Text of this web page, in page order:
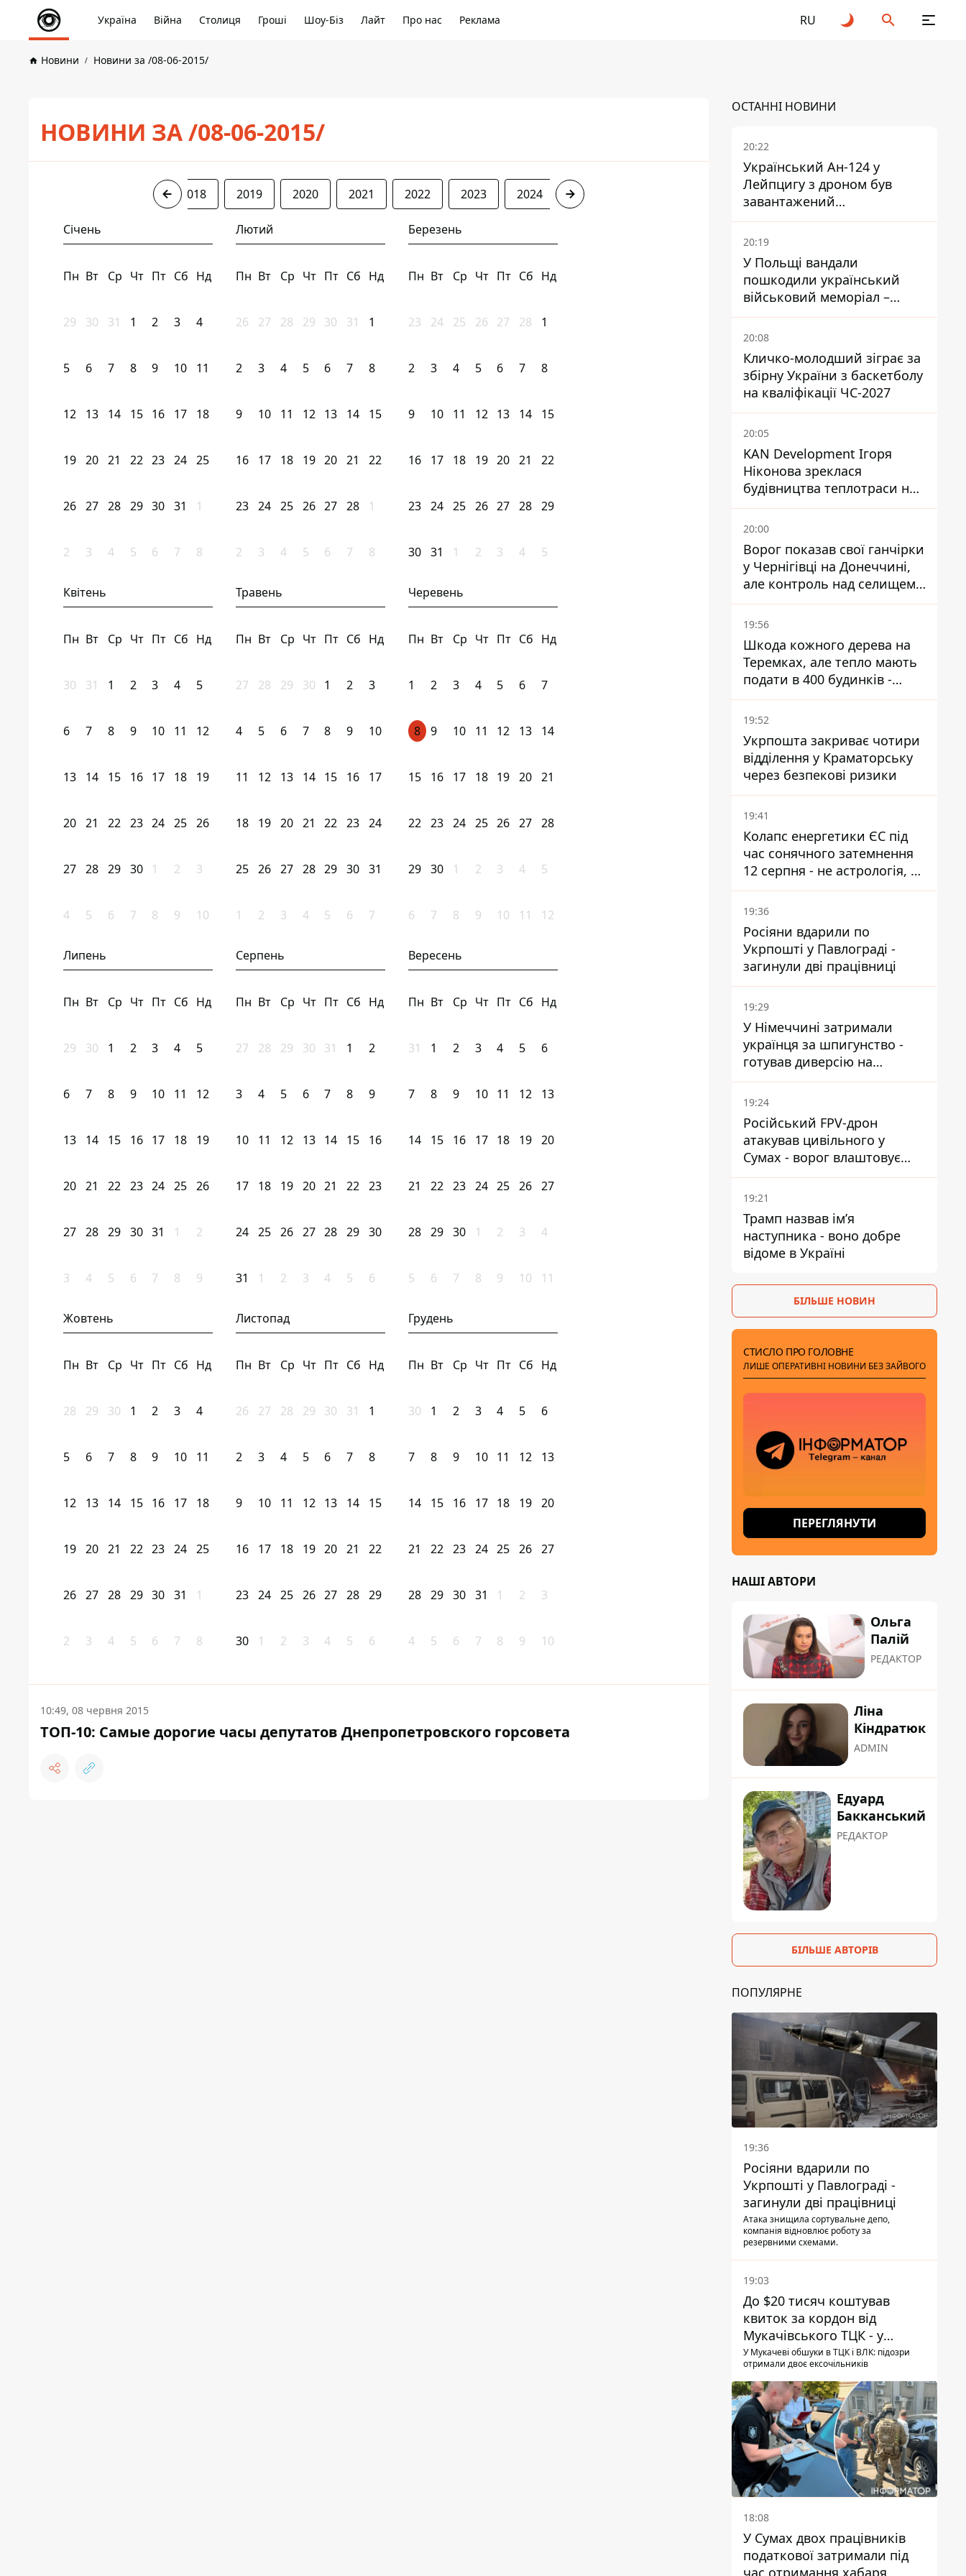
Україна Війна Столиця Гроші Шоу-Біз Лайт Про нас Реклама RU
Новини Новини за /08-06-2015/
НОВИНИ ЗА /08-06-2015/
2018 2019 2020 2021 2022 2023 2024 2025
Січень
Пн Вт Ср Чт Пт Сб Нд
29 30 31 1 2 3 4
5 6 7 8 9 10 11
12 13 14 15 16 17 18
19 20 21 22 23 24 25
26 27 28 29 30 31 1
2 3 4 5 6 7 8
Лютий
Пн Вт Ср Чт Пт Сб Нд
26 27 28 29 30 31 1
2 3 4 5 6 7 8
9 10 11 12 13 14 15
16 17 18 19 20 21 22
23 24 25 26 27 28 1
2 3 4 5 6 7 8
Березень
Пн Вт Ср Чт Пт Сб Нд
23 24 25 26 27 28 1
2 3 4 5 6 7 8
9 10 11 12 13 14 15
16 17 18 19 20 21 22
23 24 25 26 27 28 29
30 31 1 2 3 4 5
Квітень
Пн Вт Ср Чт Пт Сб Нд
30 31 1 2 3 4 5
6 7 8 9 10 11 12
13 14 15 16 17 18 19
20 21 22 23 24 25 26
27 28 29 30 1 2 3
4 5 6 7 8 9 10
Травень
Пн Вт Ср Чт Пт Сб Нд
27 28 29 30 1 2 3
4 5 6 7 8 9 10
11 12 13 14 15 16 17
18 19 20 21 22 23 24
25 26 27 28 29 30 31
1 2 3 4 5 6 7
Черевень
Пн Вт Ср Чт Пт Сб Нд
1 2 3 4 5 6 7
8 9 10 11 12 13 14
15 16 17 18 19 20 21
22 23 24 25 26 27 28
29 30 1 2 3 4 5
6 7 8 9 10 11 12
Липень
Пн Вт Ср Чт Пт Сб Нд
29 30 1 2 3 4 5
6 7 8 9 10 11 12
13 14 15 16 17 18 19
20 21 22 23 24 25 26
27 28 29 30 31 1 2
3 4 5 6 7 8 9
Серпень
Пн Вт Ср Чт Пт Сб Нд
27 28 29 30 31 1 2
3 4 5 6 7 8 9
10 11 12 13 14 15 16
17 18 19 20 21 22 23
24 25 26 27 28 29 30
31 1 2 3 4 5 6
Вересень
Пн Вт Ср Чт Пт Сб Нд
31 1 2 3 4 5 6
7 8 9 10 11 12 13
14 15 16 17 18 19 20
21 22 23 24 25 26 27
28 29 30 1 2 3 4
5 6 7 8 9 10 11
Жовтень
Пн Вт Ср Чт Пт Сб Нд
28 29 30 1 2 3 4
5 6 7 8 9 10 11
12 13 14 15 16 17 18
19 20 21 22 23 24 25
26 27 28 29 30 31 1
2 3 4 5 6 7 8
Листопад
Пн Вт Ср Чт Пт Сб Нд
26 27 28 29 30 31 1
2 3 4 5 6 7 8
9 10 11 12 13 14 15
16 17 18 19 20 21 22
23 24 25 26 27 28 29
30 1 2 3 4 5 6
Грудень
Пн Вт Ср Чт Пт Сб Нд
30 1 2 3 4 5 6
7 8 9 10 11 12 13
14 15 16 17 18 19 20
21 22 23 24 25 26 27
28 29 30 31 1 2 3
4 5 6 7 8 9 10
10:49, 08 червня 2015
ТОП-10: Самые дорогие часы депутатов Днепропетровского горсовета
ОСТАННІ НОВИНИ
20:22
Український Ан-124 у
Лейпцигу з дроном був
завантажений
боєприпасами
20:19
У Польщі вандали
пошкодили український
військовий меморіал –
посольство відреагувало
20:08
Кличко-молодший зіграє за
збірну України з баскетболу
на кваліфікації ЧС-2027
20:05
KAN Development Ігоря
Ніконова зреклася
будівництва теплотраси на
Теремках
20:00
Ворог показав свої ганчірки
у Чернігівці на Донеччині,
але контроль над селищем
не підтверджений
19:56
Шкода кожного дерева на
Теремках, але тепло мають
подати в 400 будинків -
депутатка Київради
19:52
Укрпошта закриває чотири
відділення у Краматорську
через безпекові ризики
19:41
Колапс енергетики ЄС під
час сонячного затемнення
12 серпня - не астрологія, у
Брюсселі готуються до
екстрених заходів
19:36
Росіяни вдарили по
Укрпошті у Павлограді -
загинули дві працівниці
19:29
У Німеччині затримали
українця за шпигунство -
готував диверсію на
військовому підприємстві
19:24
Російський FPV-дрон
атакував цивільного у
Сумах - ворог влаштовує
полювання на людей у
містах
19:21
Трамп назвав імʼя
наступника - воно добре
відоме в Україні
БІЛЬШЕ НОВИН
СТИСЛО ПРО ГОЛОВНЕ
ЛИШЕ ОПЕРАТИВНІ НОВИНИ БЕЗ ЗАЙВОГО
ПЕРЕГЛЯНУТИ
НАШІ АВТОРИ
Ольга
Палій
РЕДАКТОР
Ліна
Кіндратюк
ADMIN
Едуард
Бакканський
РЕДАКТОР
БІЛЬШЕ АВТОРІВ
ПОПУЛЯРНЕ
19:36
Росіяни вдарили по
Укрпошті у Павлограді -
загинули дві працівниці
Атака знищила сортувальне депо,
компанія відновлює роботу за
резервними схемами.
19:03
До $20 тисяч коштував
квиток за кордон від
Мукачівського ТЦК - у
гучній справі перші підозри
отримали двоє колишніх
керівників
У Мукачеві обшуки в ТЦК і ВЛК: підозри
отримали двоє ексочільників
18:08
У Сумах двох працівників
податкової затримали під